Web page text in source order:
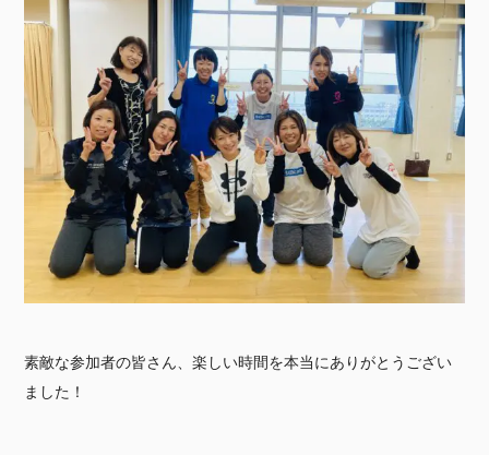
素敵な参加者の皆さん、楽しい時間を本当にありがとうござい
ました！